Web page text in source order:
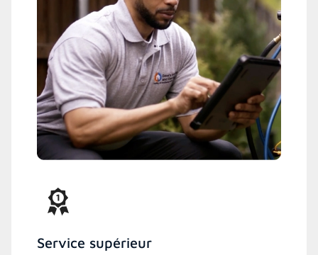
Service supérieur